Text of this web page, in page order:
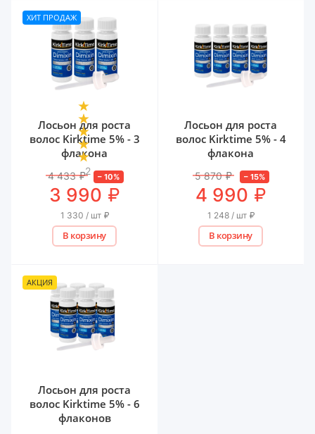
ХИТ ПРОДАЖ
2
Лосьон для роста
волос Kirktime 5% - 3
флакона
4 433 ₽ – 10%
3 990 ₽
1 330 / шт ₽
В корзину
Лосьон для роста
волос Kirktime 5% - 4
флакона
5 870 ₽ – 15%
4 990 ₽
1 248 / шт ₽
В корзину
АКЦИЯ
Лосьон для роста
волос Kirktime 5% - 6
флаконов